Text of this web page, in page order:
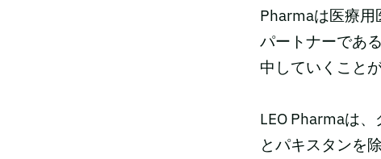
Pharmaは医療
パートナーであ
中していくこと
LEO Pharmaは
とパキスタンを